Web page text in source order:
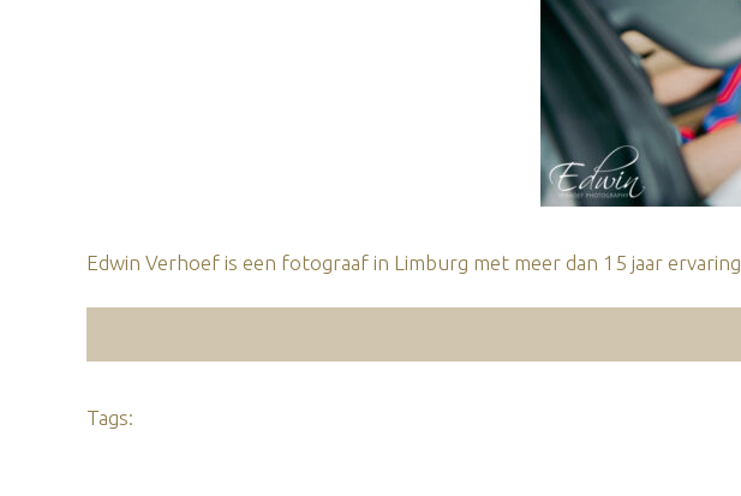
Edwin Verhoef is een fotograaf in Limburg met meer dan 15 jaar ervaring.
Tags: